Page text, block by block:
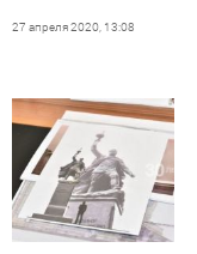
27 апреля 2020, 13:08